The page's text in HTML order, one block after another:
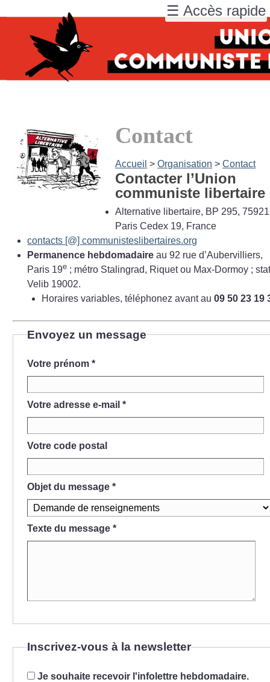
Contact
Accueil >Organisation >Contact
Contacter l’Union
communiste libertaire
Alternative libertaire, BP 295, 75921
Paris Cedex 19, France
contacts [@] communisteslibertaires.org
Permanence hebdomadaire au 92 rue d’Aubervilliers,
Paris 19e ; métro Stalingrad, Riquet ou Max-Dormoy ;
Velib 19002.
Horaires variables, téléphonez avant au09 50 23 19
Envoyez un message
Votre prénom*
Votre adresse e-mail *
Votre code postal
Objet du message*
Texte du message*
Inscrivez-vous à la newsletter
Je souhaite recevoir l'infolettre hebdomadaire.
☰ Accès rapide